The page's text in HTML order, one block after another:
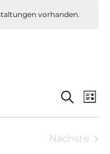
vorhanden.
Suche
Liste
Nächste